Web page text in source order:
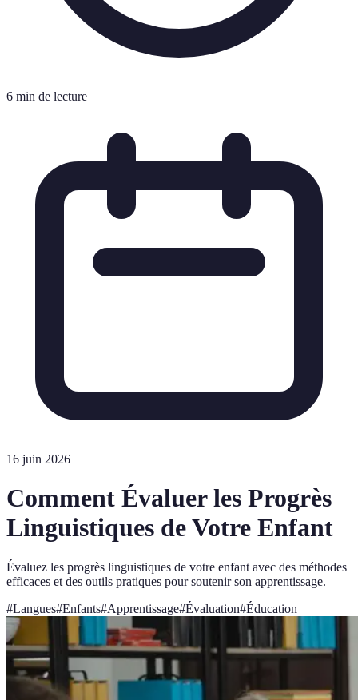
6 min de lecture
16 juin 2026
Comment Évaluer les Progrès
Linguistiques de Votre Enfant
Évaluez les progrès linguistiques de votre enfant avec des méthodes
efficaces et des outils pratiques pour soutenir son apprentissage.
#Langues#Enfants#Apprentissage#Évaluation#Éducation